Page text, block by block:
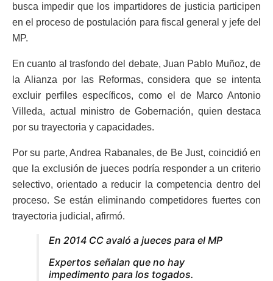
busca impedir que los impartidores de justicia participen
en el proceso de postulación para fiscal general y jefe del
MP.
En cuanto al trasfondo del debate, Juan Pablo Muñoz, de
la Alianza por las Reformas, considera que se intenta
excluir perfiles específicos, como el de Marco Antonio
Villeda, actual ministro de Gobernación, quien destaca
por su trayectoria y capacidades.
Por su parte, Andrea Rabanales, de Be Just, coincidió en
que la exclusión de jueces podría responder a un criterio
selectivo, orientado a reducir la competencia dentro del
proceso. Se están eliminando competidores fuertes con
trayectoria judicial, afirmó.
En 2014 CC avaló a jueces para el MP
Expertos señalan que no hay
impedimento para los togados.